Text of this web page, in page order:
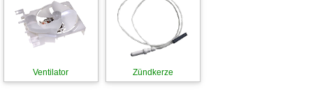
Ventilator Zündkerze